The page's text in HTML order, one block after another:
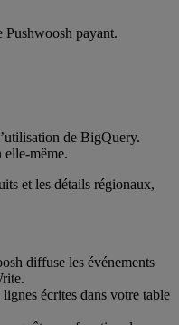
Pushwoosh payant.
de BigQuery.
elle-même.
et les détails régionaux,
diffuse les événements
écrites dans votre table